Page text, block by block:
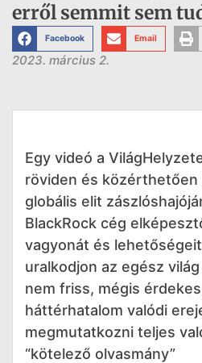
erről semmit sem
Facebook Email
2023. március 2.
Egy videó a
röviden és közérthetően
globális elit
BlackRock cég
vagyonát és
uralkodjon az egész
nem friss, mégis
háttérhatalom valódi
megmutatkozni teljes
“kötelező olvasmány”